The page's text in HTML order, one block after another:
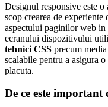
Designul responsive este
scop crearea de
aspectului paginilor web in
ecranului dispozitivului
tehnici CSS precum
scalabile pentru a asigura
placuta.
De ce este important